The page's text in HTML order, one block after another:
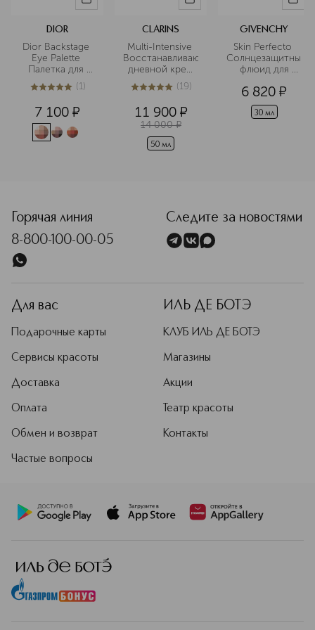
DIOR
Dior Backstage
Eye Palette
Палетка для
глаз
5из 51 (1)
7 100 ¤
CLARINS
Multi-Intensive
Восстанавливающий
дневной крем
с эффектом
лифтинга и
любого типа
кожи
5из 519 (19)
11 900 ¤
14 000 ¤
50 мл
GIVENCHY
Skin Perfecto
Солнцезащитный
флюид для
SPF 50+/PA
++++
6 820 ¤
30 мл
Горячая линия
8-800-100-00-05
Следите за новостями
Для вас
Подарочные карты
Сервисы красоты
Доставка
Оплата
Обмен и возврат
Частые вопросы
ИЛЬ ДЕ БОТЭ
КЛУБ ИЛЬ ДЕ БОТЭ
Магазины
Акции
Театр красоты
Контакты